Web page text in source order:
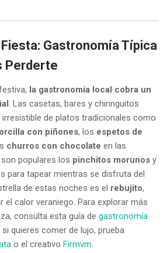
Gastronomía Típica
Perderte
la gastronomía local cobra un
. Las casetas, bares y chiringuitos
de platos tradicionales como
con piñones, los espetos de
churros con chocolate en las
populares los pinchitos morunos y
para tapear mientras se disfruta del
de estas noches es el rebujito,
calor veraniego. Para explorar más
consulta esta guía de gastronomía
si quieres comer de lujo, prueba
o el creativo Firmvm.